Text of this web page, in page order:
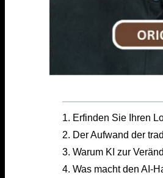
1. Erfinden Sie Ihren
2. Der Aufwand der
3. Warum KI zur
4. Was macht den AI-